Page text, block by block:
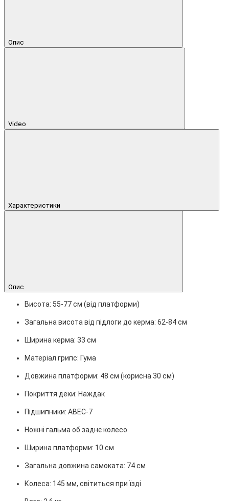
Опис
Video
Характеристики
Опис
Висота: 55-77 см (від платформи)
Загальна висота від підлоги до керма: 62-84 см
Ширина керма: 33 см
Матеріал грипс: Гума
Довжина платформи: 48 см (корисна 30 см)
Покриття деки: Наждак
Підшипники: ABEC-7
Ножні гальма об заднє колесо
Ширина платформи: 10 см
Загальна довжина самоката: 74 см
Колеса: 145 мм, світиться при їзді